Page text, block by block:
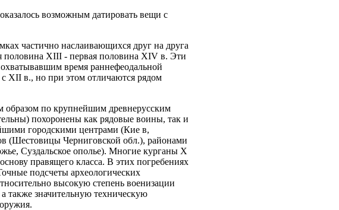
возможным датировать вещи с
частично наслаивающихся друг на друга
XIII - первая половина XIV в. Эти
время раннефеодальной
XII в., но при этом отличаются рядом
образом по крупнейшим древнерусским
похоронены как рядовые воины, так и
городскими центрами (Кие в,
(Шестовицы Черниговской обл.), районами
Суздальское ополье). Многие курганы X
правящего класса. В этих погребениях
подсчеты археологических
высокую степень военизации
также значительную техническую